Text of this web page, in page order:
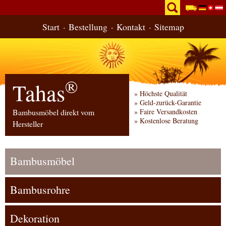
Start Bestellung Kontakt Sitemap
Tahas®
Bambusmöbel direkt vom
Hersteller
Höchste Qualität
Geld-zurück-Garantie
Faire Versandkosten
Kostenlose Beratung
Bambusmöbel
Bambusrohre
Dekoration